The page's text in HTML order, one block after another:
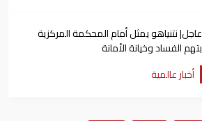
عاجل| نتنياهو يمثل أمام المحكمة المركزية
بتهم الفساد وخيانة الأمانة
أخبار عالمية